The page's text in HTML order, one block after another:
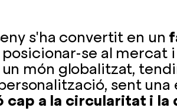
s'ha convertit en un
posicionar-se al mercat
món globalitzat,
sent una
cap a la circularitat i